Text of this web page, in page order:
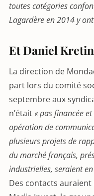
toutes catégories
Lagardère en 2014 y
Et Daniel
La direction de
part lors du comité
septembre aux
n’était« pas financée
opération de
plusieurs projets de
du marché français,
industrielles, seraient
Des contacts